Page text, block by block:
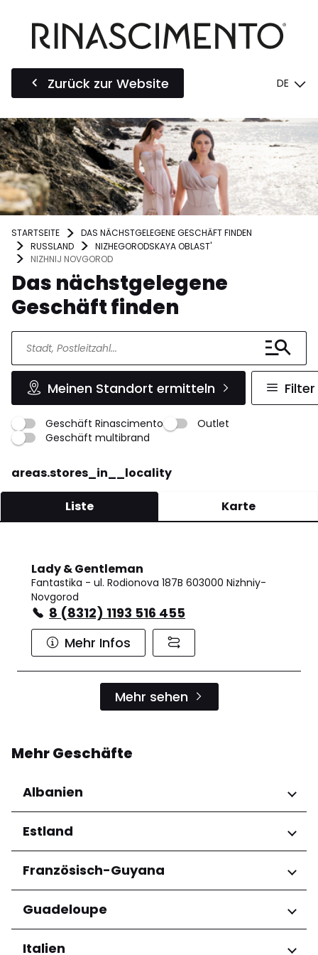
Zurück zur Website DE
STARTSEITE
DAS NÄCHSTGELEGENE GESCHÄFT FINDEN
RUSSLAND
NIZHEGORODSKAYA OBLAST'
NIZHNIJ NOVGOROD
Das nächstgelegene
Geschäft finden
Meinen Standort ermitteln Filter
Geschäft Rinascimento
Outlet
Geschäft multibrand
areas.stores_in__locality
Liste Karte
Lady & Gentleman
Fantastika - ul. Rodionova 187B 603000 Nizhniy-
Novgorod
8 (8312) 1193 516 455
Mehr Infos
Mehr sehen
Mehr Geschäfte
Albanien
Regionen
Qarku i Tiranës
Estland
Regionen
Harju maakond
Tartu maakond
Französisch-Guyana
Regionen
Arrondissement de Cayenne
Guadeloupe
Regionen
Italien